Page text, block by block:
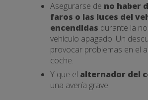
Asegurarse de no haber
faros o las luces del
encendidas durante la
vehículo apagado. Un
provocar problemas en el
coche.
Y que el alternador del
una avería grave.